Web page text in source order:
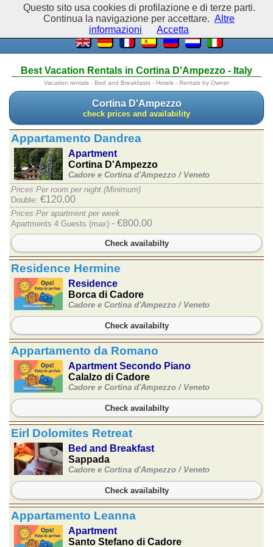
Best Vacation Rentals in Cortina D'Ampezzo - Italy
Vacation rentals - Bed and Breakfasts - Hotels - Rentals by Owner
Cortina D'Ampezzo
check prices and availability
Appartamento Dandrea
Apartment
Cortina D'Ampezzo
Cadore e Cortina d'Ampezzo / Veneto
Prices Per room per night (Minimum)
Double: €120.00
Prices Per apartment per week
Apartments 4 Guests (max) - €800.00
Check availabilty
Residence Hermine
Residence
Borca di Cadore
Cadore e Cortina d'Ampezzo / Veneto
Check availabilty
Appartamento da Romano
Apartment Secondo Piano
Calalzo di Cadore
Cadore e Cortina d'Ampezzo / Veneto
Check availabilty
Eirl Dolomites Retreat
Bed and Breakfast
Sappada
Cadore e Cortina d'Ampezzo / Veneto
Check availabilty
Appartamento Leanna
Apartment
Santo Stefano di Cadore
Questo sito usa cookies di profilazione e di terze parti.
Continua la navigazione per accettare. Altre
informazioni
Accetta